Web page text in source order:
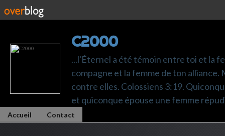
C2000
...l'Éternel a été témoin entre toi et la
compagne et la femme de ton alliance.
contre elles. Colossiens 3:19.
et quiconque épouse une femme
Accueil Contact